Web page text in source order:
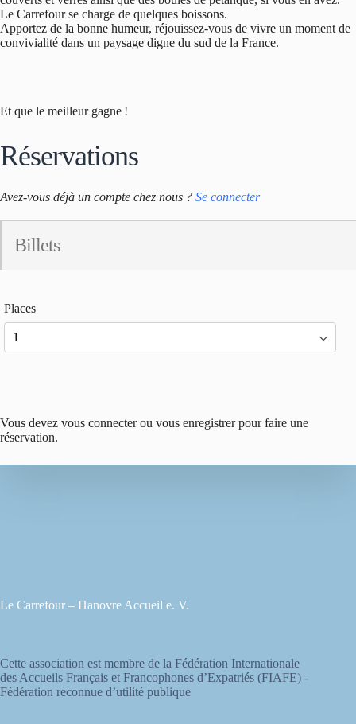
Le Carrefour se charge de quelques boissons.
Apportez de la bonne humeur, réjouissez-vous de vivre un moment de
convivialité dans un paysage digne du sud de la France.
Et que le meilleur gagne !
Réservations
Avez-vous déjà un compte chez nous ? Se connecter
Billets
Places
Vous devez vous connecter ou vous enregistrer pour faire une
réservation.
Le Carrefour – Hanovre Accueil e. V.
Cette association est membre de la Fédération Internationale
des Accueils Français et Francophones d’Expatriés (FIAFE) -
Fédération reconnue d’utilité publique